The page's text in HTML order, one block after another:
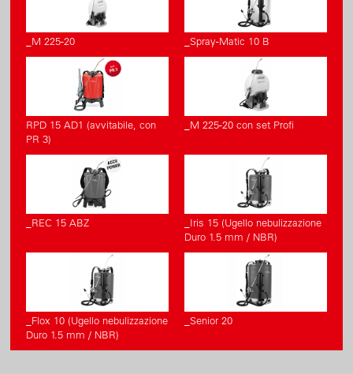
_M 225-20 _Spray-Matic 10 B
RPD 15 AD1 (avvitabile, con
PR 3)
_M 225-20 con set Profi
_REC 15 ABZ
_Iris 15 (Ugello nebulizzazione
Duro 1.5 mm / NBR)
_Flox 10 (Ugello nebulizzazione
Duro 1.5 mm / NBR)
_Senior 20